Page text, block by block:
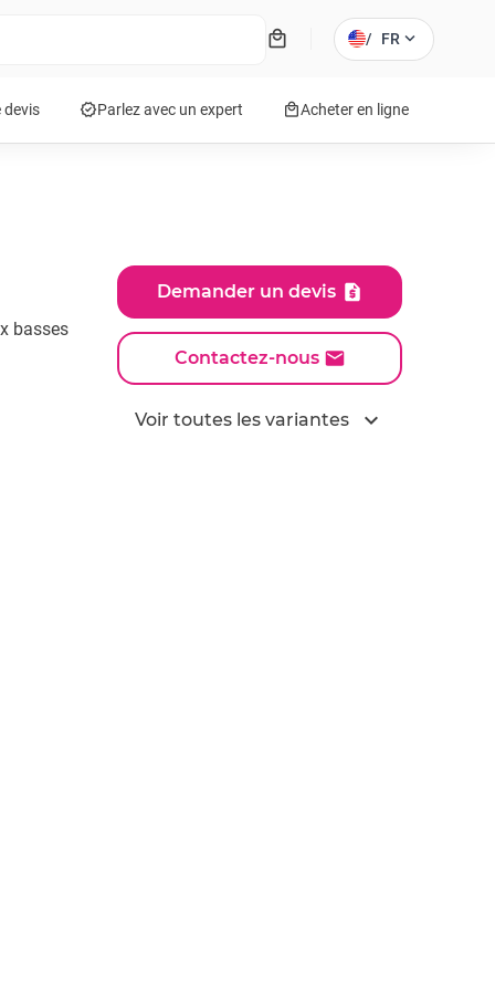
local_mall / FR expand_more
devis verifiedParlez avec un expert local_mallAcheter en ligne
basses
Demander un devis
Contactez-nous
Voir toutes les variantes expand_more